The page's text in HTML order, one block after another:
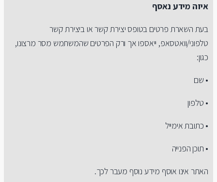
איזה מידע נאסף
בעת השארת פרטים בטופס יצירת קשר או ביצירת קשר
טלפוני/וואטסאפ, ייאספו אך ורק הפרטים שהמשתמש מסר מרצונו,
כגון:
• שם
• טלפון
• כתובת אימייל
• תוכן הפנייה
האתר אינו אוסף מידע נוסף מעבר לכך.